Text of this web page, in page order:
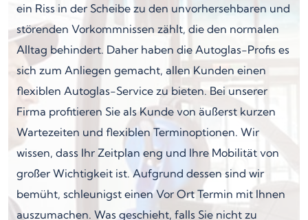
ein Riss in der Scheibe zu den unvorhersehbaren und
störenden Vorkommnissen zählt, die den normalen
Alltag behindert. Daher haben die Autoglas-Profis es
sich zum Anliegen gemacht, allen Kunden einen
flexiblen Autoglas-Service zu bieten. Bei unserer
Firma profitieren Sie als Kunde von äußerst kurzen
Wartezeiten und flexiblen Terminoptionen. Wir
wissen, dass Ihr Zeitplan eng und Ihre Mobilität von
großer Wichtigkeit ist. Aufgrund dessen sind wir
bemüht, schleunigst einen Vor Ort Termin mit Ihnen
auszumachen. Was geschieht, falls Sie nicht zu